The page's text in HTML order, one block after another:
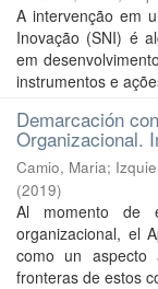
A intervenção em
Inovação (SNI) é
em
instrumentos e
Demarcación
Organizacional.
Camio, Maria;
(2019)
Al momento de
organizacional, el
como un aspecto
fronteras de estos